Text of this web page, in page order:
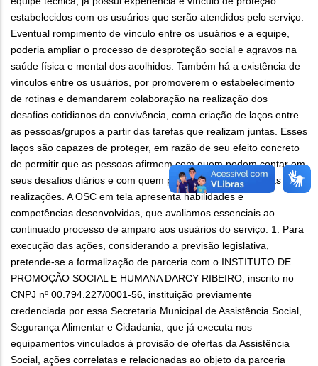
estabelecidos com os usuários que serão atendidos pelo serviço.
Eventual rompimento de vínculo entre os usuários e a equipe,
poderia ampliar o processo de desproteção social e agravos na
saúde física e mental dos acolhidos. Também há a existência de
vínculos entre os usuários, por promoverem o estabelecimento
de rotinas e demandarem colaboração na realização dos
desafios cotidianos da convivência, coma criação de laços entre
as pessoas/grupos a partir das tarefas que realizam juntas. Esses
laços são capazes de proteger, em razão de seu efeito concreto
de permitir que as pessoas afirmem com quem podem contar em
seus desafios diários e com quem podem compartilhar suas
realizações. A OSC em tela apresenta habilidades e
competências desenvolvidas, que avaliamos essenciais ao
continuado processo de amparo aos usuários do serviço. 1. Para
execução das ações, considerando a previsão legislativa,
pretende-se a formalização de parceria com o INSTITUTO DE
PROMOÇÃO SOCIAL E HUMANA DARCY RIBEIRO, inscrito no
CNPJ nº 00.794.227/0001-56, instituição previamente
credenciada por essa Secretaria Municipal de Assistência Social,
Segurança Alimentar e Cidadania, que já executa nos
equipamentos vinculados à provisão de ofertas da Assistência
Social, ações correlatas e relacionadas ao objeto da parceria